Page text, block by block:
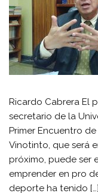
Ricardo Cabrera El
secretario de la
Primer Encuentro
Vinotinto, que será
próximo, puede ser
emprender en pro
deporte ha tenido […]